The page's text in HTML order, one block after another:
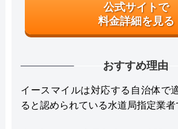
公式サイトで
料金詳細を見る
おすすめ理由
イースマイルは対応する自治体で
ると認められている水道局指定業者